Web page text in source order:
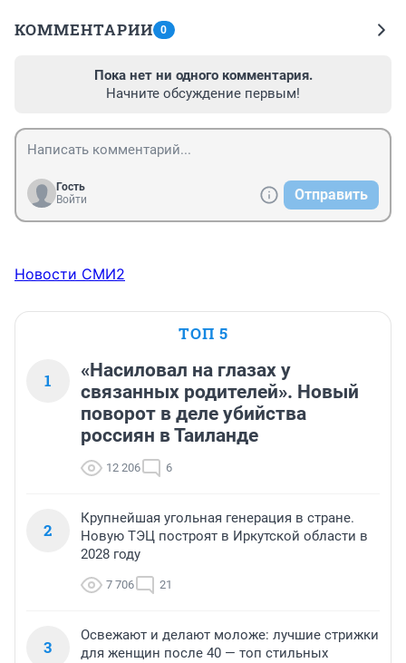
КОММЕНТАРИИ 0
Пока нет ни одного комментария.
Начните обсуждение первым!
Гость
Войти
Отправить
Новости СМИ2
ТОП 5
1
«Насиловал на глазах у
связанных родителей». Новый
поворот в деле убийства
россиян в Таиланде
12 206 6
2
Крупнейшая угольная генерация в стране.
Новую ТЭЦ построят в Иркутской области в
2028 году
7 706 21
3
Освежают и делают моложе: лучшие стрижки
для женщин после 40 — топ стильных